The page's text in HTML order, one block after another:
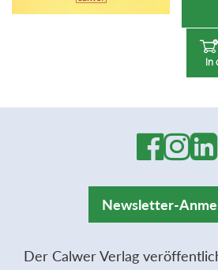
In
Newsletter-
Der Calwer Verlag